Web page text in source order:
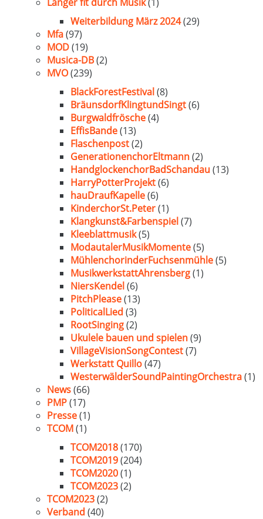
Weiterbildung März 2024(29)
Mfa(97)
MOD(19)
Musica-DB(2)
MVO(239)
BlackForestFestival(8)
BräunsdorfKlingtundSingt(6)
Burgwaldfrösche(4)
EffisBande(13)
Flaschenpost(2)
GenerationenchorEltmann(2)
HandglockenchorBadSchandau(13)
HarryPotterProjekt(6)
hauDraufKapelle(6)
KinderchorSt.Peter(1)
Klangkunst&Farbenspiel(7)
Kleeblattmusik(5)
ModautalerMusikMomente(5)
MühlenchorinderFuchsenmühle(5)
MusikwerkstattAhrensberg(1)
NiersKendel(6)
PitchPlease(13)
PoliticalLied (3)
RootSinging(2)
Ukulele bauen und spielen(9)
VillageVisionSongContest(7)
Werkstatt Quillo(47)
WesterwälderSoundPaintingOrchestra(1)
News(66)
PMP(17)
Presse(1)
TCOM(1)
TCOM2018(170)
TCOM2019(204)
TCOM2020(1)
TCOM2023(2)
TCOM2023(2)
Verband (40)